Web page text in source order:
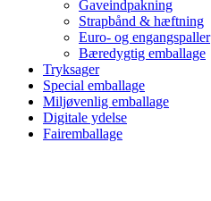
Gaveindpakning
Strapbånd & hæftning
Euro- og engangspaller
Bæredygtig emballage
Tryksager
Special emballage
Miljøvenlig emballage
Digitale ydelse
Fairemballage